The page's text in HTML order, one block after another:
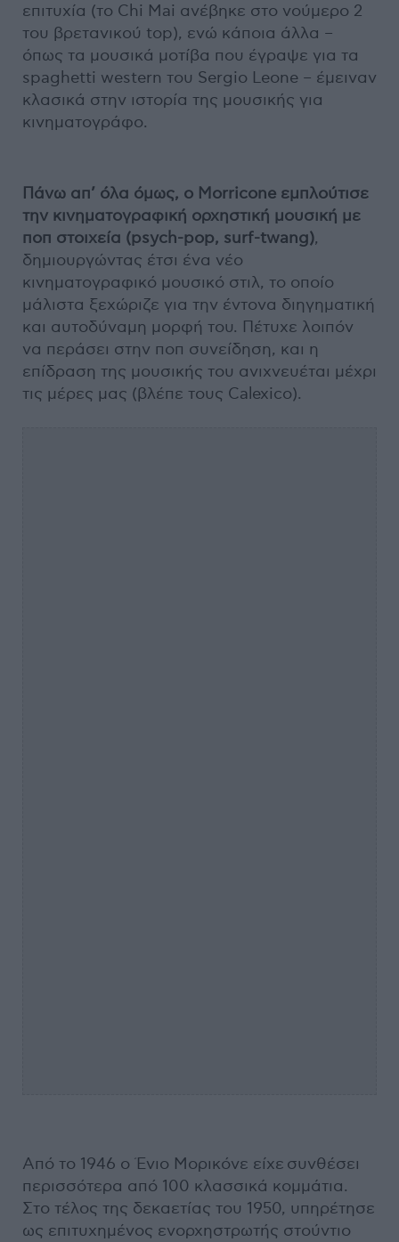
επιτυχία (το Chi Mai ανέβηκε στο νούμερο 2
του βρετανικού top), ενώ κάποια άλλα –
όπως τα μουσικά μοτίβα που έγραψε για τα
spaghetti western του Sergio Leone – έμειναν
κλασικά στην ιστορία της μουσικής για
κινηματογράφο.
Πάνω απ’ όλα όμως, ο Μοrricone εμπλούτισε
την κινηματογραφική ορχηστική μουσική με
ποπ στοιχεία (psych-pop, surf-twang),
δημιουργώντας έτσι ένα νέο
κινηματογραφικό μουσικό στιλ, το οποίο
μάλιστα ξεχώριζε για την έντονα διηγηματική
και αυτοδύναμη μορφή του. Πέτυχε λοιπόν
να περάσει στην ποπ συνείδηση, και η
επίδραση της μουσικής του ανιχνευέται μέχρι
τις μέρες μας (βλέπε τους Calexico).
Από το 1946 ο Ένιο Μορικόνε είχε συνθέσει
περισσότερα από 100 κλασσικά κομμάτια.
Στο τέλος της δεκαετίας του 1950, υπηρέτησε
ως επιτυχημένος ενορχηστρωτής στούντιο